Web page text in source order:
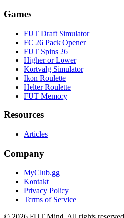
Games
FUT Draft Simulator
FC 26 Pack Opener
FUT Spins 26
Higher or Lower
Kortvalg Simulator
Ikon Roulette
Helter Roulette
FUT Memory
Resources
Articles
Company
MyClub.gg
Kontakt
Privacy Policy
Terms of Service
© 2026 FUT Mind. All rights reserved.